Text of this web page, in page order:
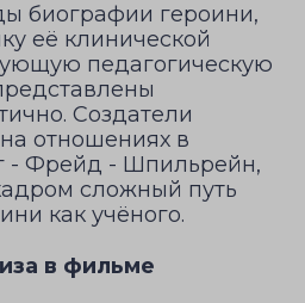
биографии героини,
её клинической
педагогическую
Создатели
отношениях в
- Фрейд - Шпильрейн,
сложный путь
как учёного.
в фильме